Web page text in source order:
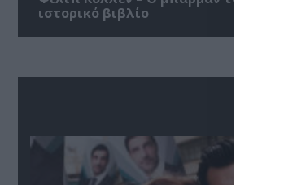
ιστορικό βιβλίο